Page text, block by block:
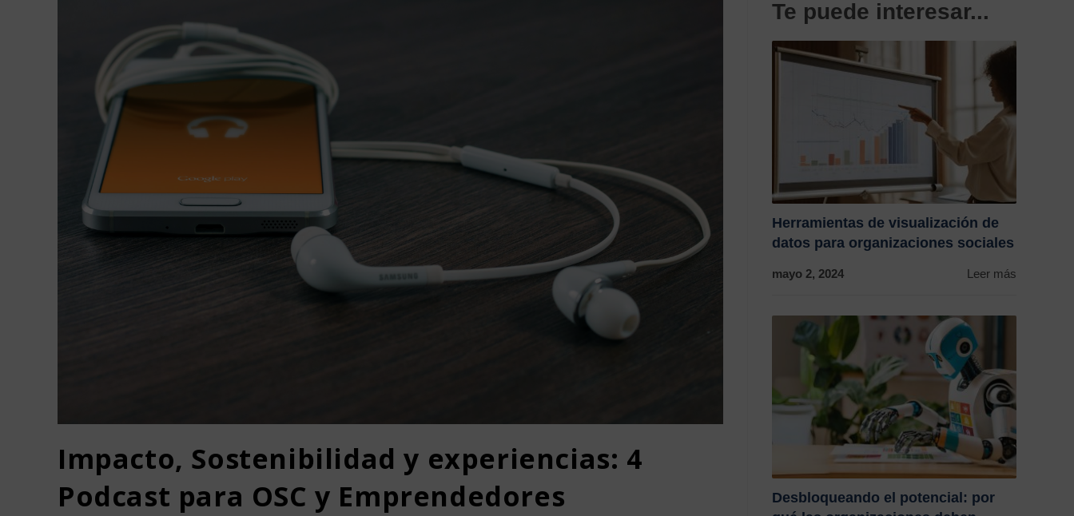
Impacto, Sostenibilidad y experiencias: 4
Podcast para OSC y Emprendedores
Te puede interesar...
Herramientas de visualización de
datos para organizaciones sociales
mayo 2, 2024 Leer más
Desbloqueando el potencial: por